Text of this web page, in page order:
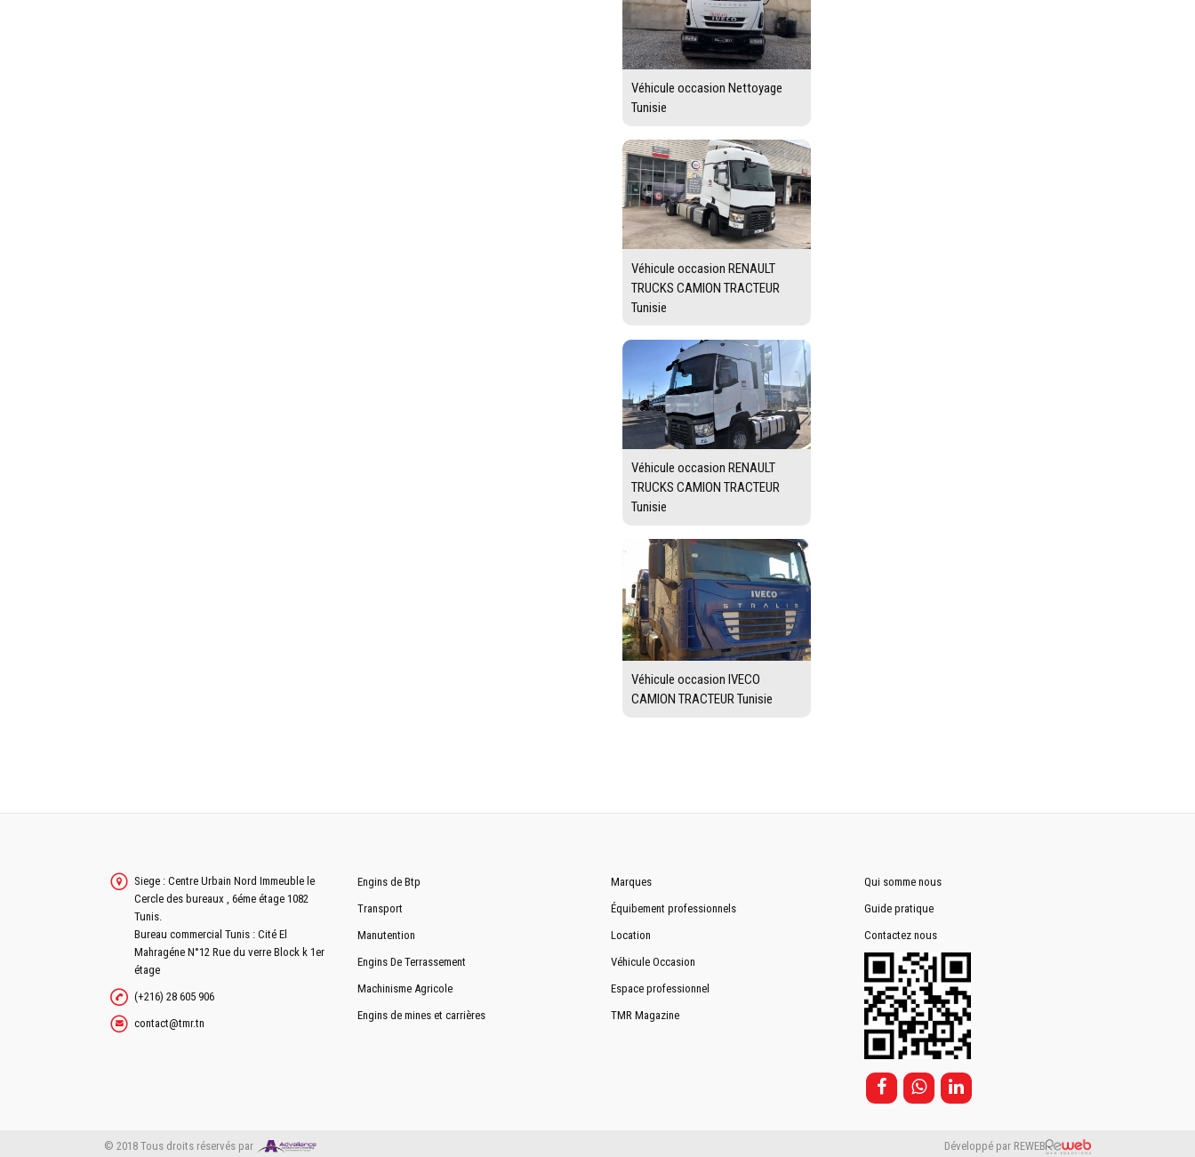
Véhicule occasion Nettoyage
Tunisie
Véhicule occasion RENAULT
TRUCKS CAMION TRACTEUR
Tunisie
Véhicule occasion RENAULT
TRUCKS CAMION TRACTEUR
Tunisie
Véhicule occasion IVECO
CAMION TRACTEUR Tunisie
Siege : Centre Urbain Nord Immeuble le
Cercle des bureaux , 6éme étage 1082
Tunis.
Bureau commercial Tunis : Cité El
Mahragéne N°12 Rue du verre Block k 1er
étage
(+216) 28 605 906
contact@tmr.tn
Engins de Btp
Transport
Manutention
Engins De Terrassement
Machinisme Agricole
Engins de mines et carrières
Marques
Équibement professionnels
Location
Véhicule Occasion
Espace professionnel
TMR Magazine
Qui somme nous
Guide pratique
Contactez nous
© 2018 Tous droits réservés par Développé par REWEB